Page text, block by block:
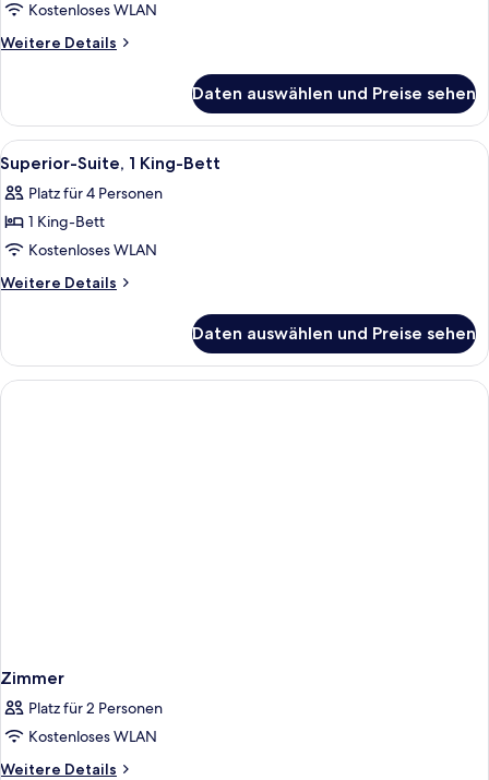
Suite,
1 King-
Schlafsofa
anzeigen
Kostenloses WLAN
Weitere Details
Weitere
Suite,
1 King-
Bett
und
Schlafsofa
Daten auswählen und Preise sehen
Alle
Fotos
für
Superior-
Suite,
1 King-
Superior-Suite, 1 King-Bett |
9
Superior-Suite, 1 King-Bett
Platz für 4 Personen
1 King-Bett
Kostenloses WLAN
Weitere Details
Weitere
Suite,
1 King-
Bett
Daten auswählen und Preise sehen
Zimmer
Platz für 2 Personen
Kostenloses WLAN
Weitere Details
Weitere